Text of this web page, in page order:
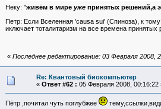
Неку: "живём в мире уже принятых решений,а
Петр: Если Вселенная 'causa sui' (Cпиноза), к
иключает тоталитаризм на все времена принятых
« Последнее редактирование: 03 Февраля 2008,
Re: Квантовый биокомпьютер
« Ответ #62 : 05 Февраля 2008, 00:16:22
Пётр ,почитал чуть поглубжее